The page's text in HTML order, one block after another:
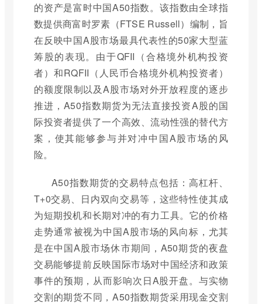
的资产是富时中国A50指数。该指数由全球指
数提供商富时罗素（FTSE Russell）编制，旨
在反映中国A股市场最具代表性的50家大型蓝
筹股的表现。由于QFII（合格境外机构投资
者）和RQFII（人民币合格境外机构投资者）
的额度限制以及A股市场对外开放程度的逐步
推进，A50指数期货为无法直接投资A股的国
际投资者提供了一个高效、流动性强的替代方
案，使其能够参与并对冲中国A股市场的风
险。
A50指数期货的交易特点包括：高杠杆、
T+0交易、日内双向交易等，这些特性使其成
为短期投机和长期对冲的有力工具。它的价格
走势通常被视为中国A股市场的风向标，尤其
是在中国A股市场休市期间，A50期货的夜盘
交易能够提前反映国际市场对中国经济和政策
事件的预期，从而影响次日A股开盘。与实物
交割的期货不同，A50指数期货采用现金交割